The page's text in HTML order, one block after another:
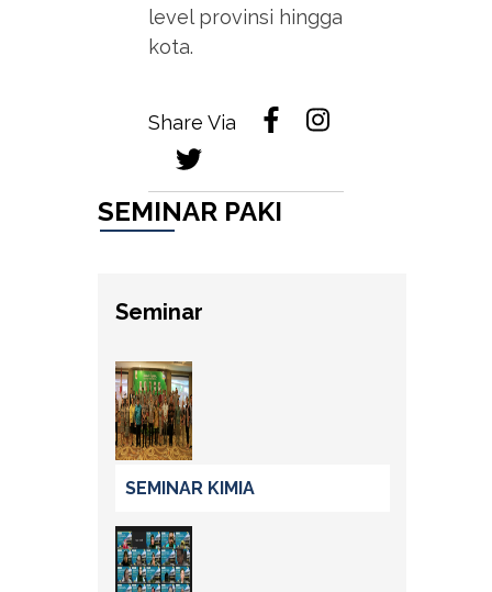
level provinsi hingga
kota.
Share Via
SEMINAR PAKI
Seminar
SEMINAR KIMIA